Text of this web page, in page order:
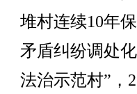
堆村连续10年
矛盾纠纷调处
法治示范村”，